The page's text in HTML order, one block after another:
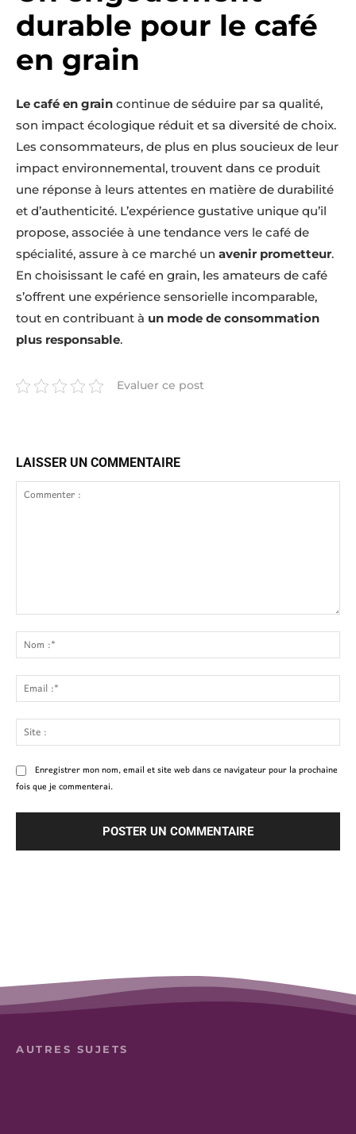
durable pour le café
en grain
Le café en grain continue de séduire par sa qualité,
son impact écologique réduit et sa diversité de choix.
Les consommateurs, de plus en plus soucieux de leur
impact environnemental, trouvent dans ce produit
une réponse à leurs attentes en matière de durabilité
et d’authenticité. L’expérience gustative unique qu’il
propose, associée à une tendance vers le café de
spécialité, assure à ce marché un avenir prometteur.
En choisissant le café en grain, les amateurs de café
s’offrent une expérience sensorielle incomparable,
tout en contribuant à un mode de consommation
plus responsable.
Evaluer ce post
LAISSER UN COMMENTAIRE
:
:*
:*
:
Enregistrer mon nom, email et site web dans ce navigateur pour la prochaine
fois que je commenterai.
AUTRES SUJETS